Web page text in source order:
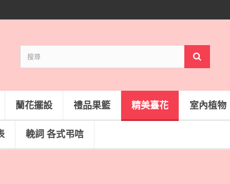
蘭花擺設 禮品果籃 精美臺花 室內植物
輓詞 各式弔唁